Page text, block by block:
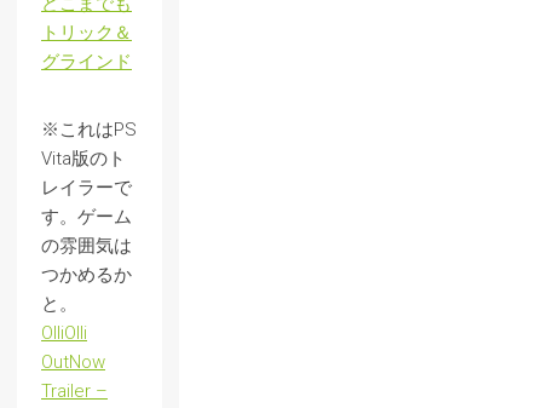
トリック＆
グラインド
※これはPS
Vita版のト
レイラーで
す。ゲーム
の雰囲気は
つかめるか
と。
OlliOlli
OutNow
Trailer –